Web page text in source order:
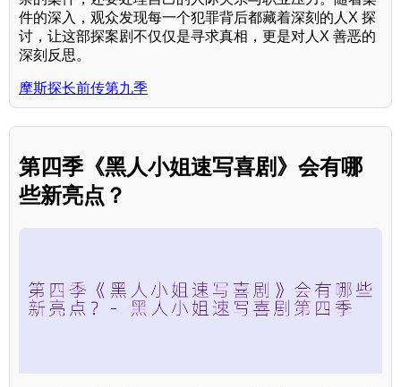
件的深入，观众发现每一个犯罪背后都藏着深刻的人X 探
讨，让这部探案剧不仅仅是寻求真相，更是对人X 善恶的
深刻反思。
摩斯探长前传第九季
第四季《黑人小姐速写喜剧》会有哪
些新亮点？